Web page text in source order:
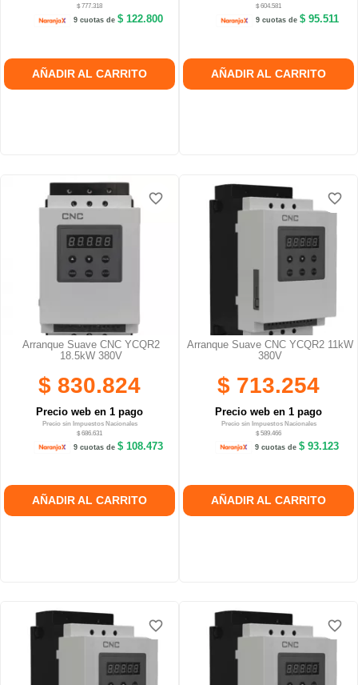
$ 777.318
9 cuotas de $ 122.800
AÑADIR AL CARRITO
$ 604.581
9 cuotas de $ 95.511
AÑADIR AL CARRITO
Arranque Suave CNC YCQR2
18.5kW 380V
$ 830.824
Precio web en 1 pago
Precio sin Impuestos Nacionales
$ 686.631
9 cuotas de $ 108.473
AÑADIR AL CARRITO
favorite_border
favorite_border
Arranque Suave CNC YCQR2 11kW
380V
$ 713.254
Precio web en 1 pago
Precio sin Impuestos Nacionales
$ 589.466
9 cuotas de$ 93.123
AÑADIR AL CARRITO
favorite_border
favorite_border
favorite_border
favorite_border favorite_border
favorite_border